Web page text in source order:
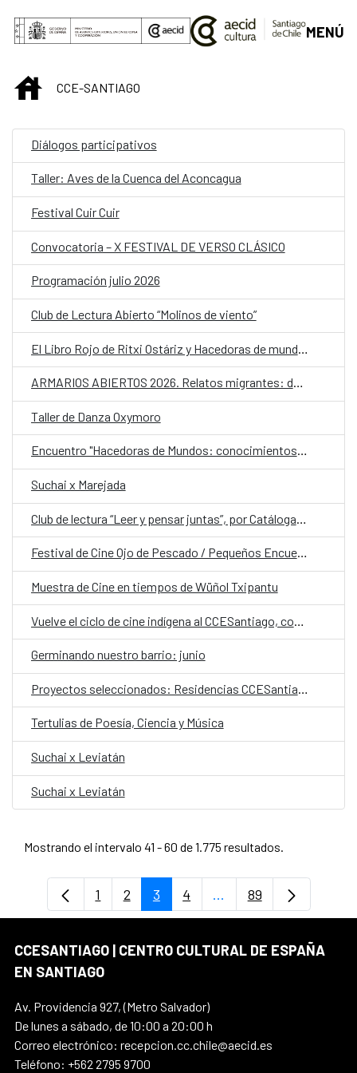
Saltar al contenido principal
MENÚ
INICIOCCE-SANTIAGO
Diálogos participativos
Taller: Aves de la Cuenca del Aconcagua
Festival Cuir Cuir
Convocatoria – X FESTIVAL DE VERSO CLÁSICO
Programación julio 2026
Club de Lectura Abierto “Molinos de viento”
ARMARIOS ABIERTOS 2026. Relatos migrantes: desplazamientos y futuros LGTBIQ+
Taller de Danza Oxymoro
Encuentro "Hacedoras de Mundos: conocimientos territoriales en la defensa del agua y la Tierra"
Suchai x Marejada
Festival de Cine Ojo de Pescado / Pequeños Encuentros
Muestra de Cine en tiempos de Wüñol Txipantu
Germinando nuestro barrio: junio
Proyectos seleccionados: Residencias CCESantiago 2026
Tertulias de Poesía, Ciencia y Música
Suchai x Leviatán
Suchai x Leviatán
Mostrando el intervalo 41 - 60 de 1.775 resultados.
Página
1 Página
2 Página
3 Página
4 ...Páginas intermedias
Página
89
CCESANTIAGO | CENTRO CULTURAL DE ESPAÑA
EN SANTIAGO
Av. Providencia 927, (Metro Salvador)
De lunes a sábado, de 10:00 a 20:00 h
Correo electrónico: recepcion.cc.chile@aecid.es
Teléfono: +562 2795 9700